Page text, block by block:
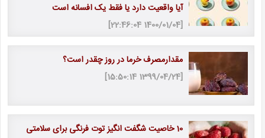
آیا واقعیت دارد یا فقط یک افسانه است
[1400/01/04 22:46:04]
مقدارمصرف خرما در روز چقدر است؟
[1399/04/24 15:50:14]
10 خاصیت شگفت انگیز توت فرنگی برای سلامتی